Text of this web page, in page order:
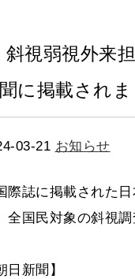
斜視弱視外来
に掲載されま
03-21 お知らせ
際誌に掲載された
全国民対象の斜視調
日新聞】